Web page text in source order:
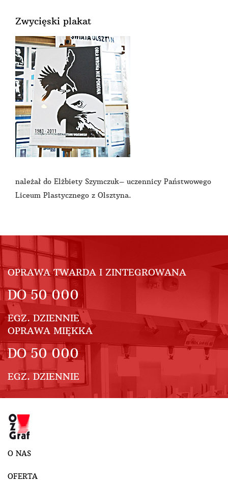
Zwycięski plakat
należał do Elżbiety Szymczuk– uczennicy Państwowego
Liceum Plastycznego z Olsztyna.
OPRAWA TWARDA I ZINTEGROWANA
DO50 000
EGZ. DZIENNIE
OPRAWA MIĘKKA
DO50 000
EGZ. DZIENNIE
O NAS
OFERTA